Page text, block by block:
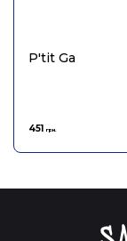
P'tit Ga
451 грн.